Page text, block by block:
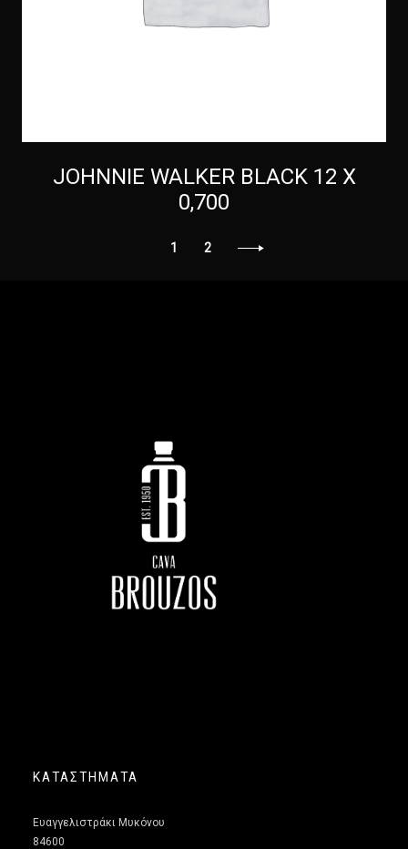
JOHNNIE WALKER BLACK 12 X
0,700
1 2
ΚΑΤΑΣΤΗΜΑΤΑ
Ευαγγελιστράκι Μυκόνου
84600